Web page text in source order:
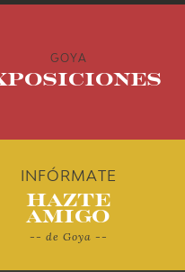
GOYA
INFÓRMATE
Hazte
Amigo
-- de Goya --